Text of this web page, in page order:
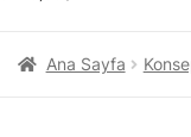
Ana Sayfa